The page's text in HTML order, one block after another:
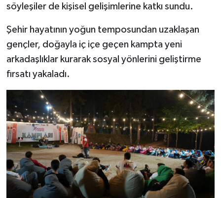
söyleşiler de kişisel gelişimlerine katkı sundu.
Şehir hayatının yoğun temposundan uzaklaşan
gençler, doğayla iç içe geçen kampta yeni
arkadaşlıklar kurarak sosyal yönlerini geliştirme
fırsatı yakaladı.